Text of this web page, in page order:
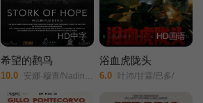
HD中字
希望的鹳鸟
10.0 安娜·穆查/Nadine Heidenreich/Anna Yuzhakova/Tatiana Garkusha/Lyudmila Sidorkevich/
HD国语
浴血虎陇头
6.0 叶沛/甘霖/巴多/